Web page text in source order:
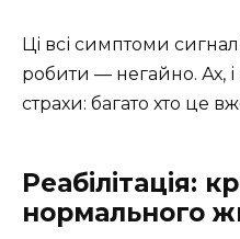
Ці всі симптоми
робити — негайно. Ах,
страхи: багато хто це
Реабілітація:
нормального